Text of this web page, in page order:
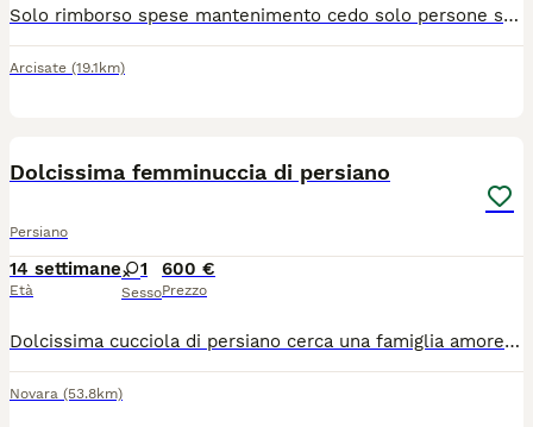
Solo rimborso spese mantenimento cedo solo persone selezionate che possono offrire una casa sicura attenzione e cure idonee
Arcisate (19.1km)
Dolcissima femminuccia di persiano
Persiano
14 settimane
Età
1
Sesso
600 €
Prezzo
Dolcissima cucciola di persiano cerca una famiglia amorevole con cui condividere la vita. La piccola con un soffice e folto mantello nella colorazione Blugolden a vive con la mamma il papà i fratelli, altri gatti e con un grosso cane in perfetta armonia la piccola è abituata a tante coccole alla toelettatura quotidiana a cibo di alta qualità e si serve abitualmente di lettiera e tira graffi rispettando l’ambiente e gli arredi della casa. È molto dolce affettuosa di carattere giocherellone ma con un’indole pacifica come tutti i persiani e quindi adatta a interagire con tutte le persone compresi i bambini. Viene ceduta con antiparassitario sverni azione ciclo vaccinale completo microchip e test genetici dei genitori.
Novara (53.8km)